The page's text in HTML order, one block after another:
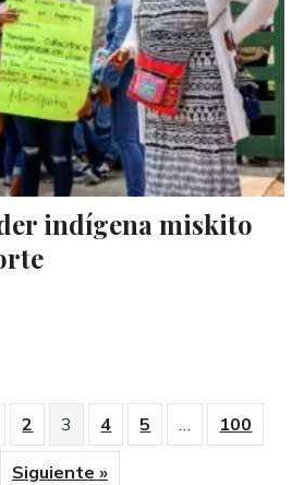
indígena miskito
2 3 4 5 … 100
Siguiente »